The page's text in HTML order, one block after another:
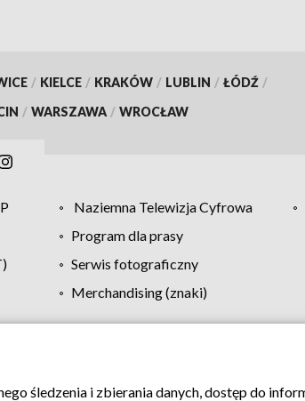
/ KIELCE / KRAKÓW / LUBLIN / ŁÓDŹ /
/ WARSZAWA / WROCŁAW
Naziemna Telewizja Cyfrowa
Program dla prasy
Serwis fotograficzny
Merchandising (znaki)
Pomoc Biuro reklamy Kontakt
śledzenia i zbierania danych, dostęp do